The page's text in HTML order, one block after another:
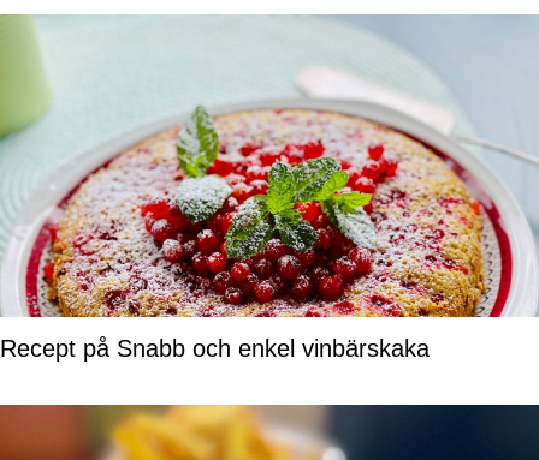
Recept på Snabb och enkel vinbärskaka